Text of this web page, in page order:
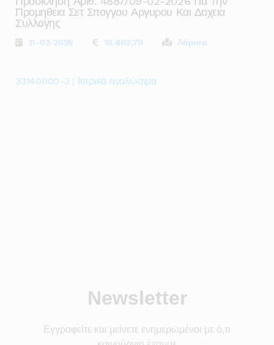
Προμηθεια Σετ Σπογγου Αργυρου Και Δοχεια
Συλλογης
11-02-2026 10.809,70 Λάρισα
33140000-3 | Ιατρικά αναλώσιμα